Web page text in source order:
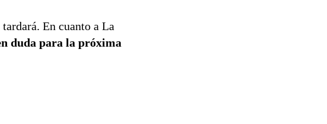
En cuanto a La
duda para la próxima